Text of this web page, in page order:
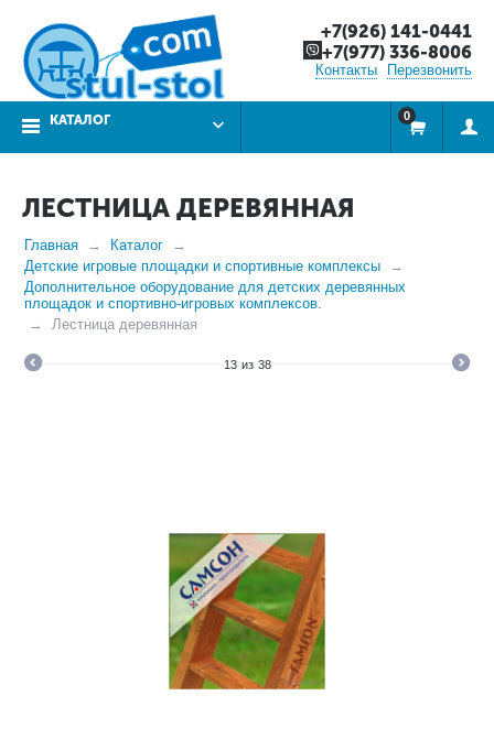
+7(926) 141-0441
+7(977) 336-8006
Контакты Перезвонить
КАТАЛОГ 0
ЛЕСТНИЦА ДЕРЕВЯННАЯ
Главная
Каталог
Детские игровые площадки и спортивные комплексы
Дополнительное оборудование для детских деревянных
площадок и спортивно-игровых комплексов.
Лестница деревянная
13 из 38